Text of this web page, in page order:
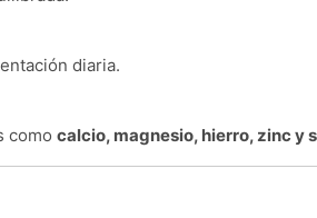
diaria.
comocalcio, magnesio, hierro, zinc y